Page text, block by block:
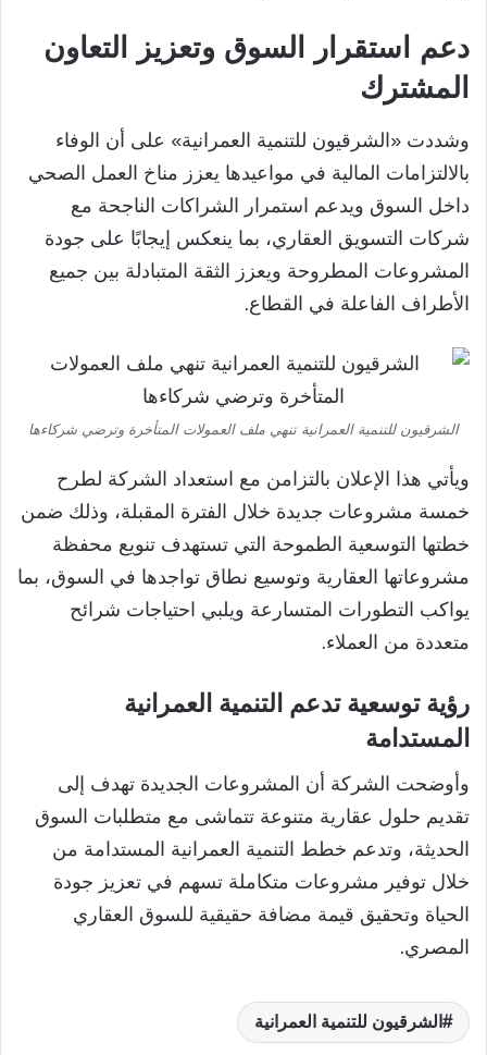
دعم استقرار السوق وتعزيز التعاون
المشترك
وشددت «الشرقيون للتنمية العمرانية» على أن الوفاء
بالالتزامات المالية في مواعيدها يعزز مناخ العمل الصحي
داخل السوق ويدعم استمرار الشراكات الناجحة مع
شركات التسويق العقاري، بما ينعكس إيجابًا على جودة
المشروعات المطروحة ويعزز الثقة المتبادلة بين جميع
الأطراف الفاعلة في القطاع.
الشرقيون للتنمية العمرانية تنهي ملف العمولات المتأخرة وترضي شركاءها
ويأتي هذا الإعلان بالتزامن مع استعداد الشركة لطرح
خمسة مشروعات جديدة خلال الفترة المقبلة، وذلك ضمن
خطتها التوسعية الطموحة التي تستهدف تنويع محفظة
مشروعاتها العقارية وتوسيع نطاق تواجدها في السوق، بما
يواكب التطورات المتسارعة ويلبي احتياجات شرائح
متعددة من العملاء.
رؤية توسعية تدعم التنمية العمرانية
المستدامة
وأوضحت الشركة أن المشروعات الجديدة تهدف إلى
تقديم حلول عقارية متنوعة تتماشى مع متطلبات السوق
الحديثة، وتدعم خطط التنمية العمرانية المستدامة من
خلال توفير مشروعات متكاملة تسهم في تعزيز جودة
الحياة وتحقيق قيمة مضافة حقيقية للسوق العقاري
المصري.
الشرقيون للتنمية العمرانية